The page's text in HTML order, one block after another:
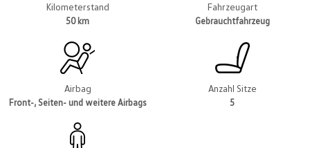
Kilometerstand
50 km
Fahrzeugart
Gebrauchtfahrzeug
Airbag
Front-, Seiten- und weitere Airbags
Anzahl Sitze
5